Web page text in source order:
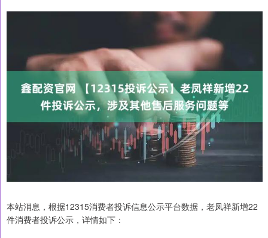
本站消息，根据12315消费者投诉信息公示平台数据，老凤祥新增22
件消费者投诉公示，详情如下：